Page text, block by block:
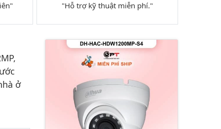
"Hỗ trợ kỹ thuật miễn phí."
ở